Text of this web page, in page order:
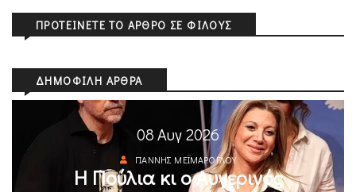
ΠΡΟΤΕΊΝΕΤΕ ΤΟ ΆΡΘΡΟ ΣΕ ΦΊΛΟΥΣ
ΔΗΜΟΦΙΛΉ ΆΡΘΡΑ
08 Αυγ 2026
ΓΙΆΝΝΗΣ ΜΕΪΜΆΡΟΓΛΟΥ
Η Πούλια κι ο Αυγερινός